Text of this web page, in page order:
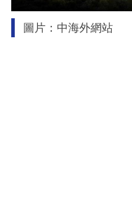
圖片：中海外網站